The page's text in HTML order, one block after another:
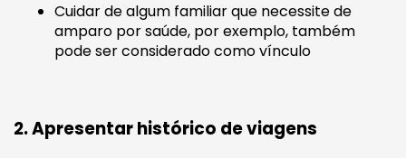
Cuidar de algum familiar que necessite de
amparo por saúde, por exemplo, também
pode ser considerado como vínculo
2. Apresentar histórico de viagens